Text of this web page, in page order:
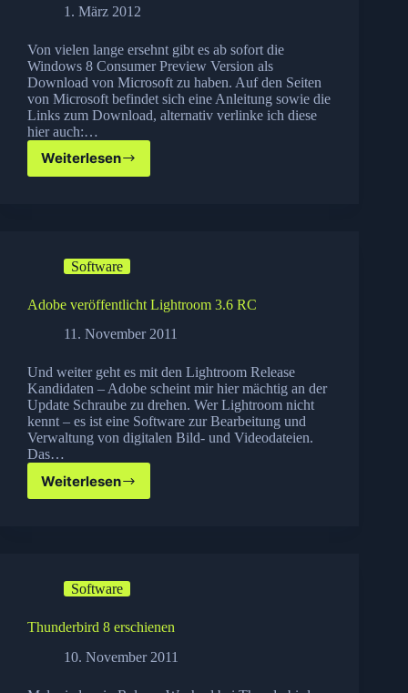
1. März 2012
Von vielen lange ersehnt gibt es ab sofort die
Windows 8 Consumer Preview Version als
Download von Microsoft zu haben. Auf den Seiten
von Microsoft befindet sich eine Anleitung sowie die
Links zum Download, alternativ verlinke ich diese
hier auch:…
Weiterlesen
Windows
8
Software
Adobe veröffentlicht Lightroom 3.6 RC
11. November 2011
Und weiter geht es mit den Lightroom Release
Kandidaten – Adobe scheint mir hier mächtig an der
Update Schraube zu drehen. Wer Lightroom nicht
kennt – es ist eine Software zur Bearbeitung und
Verwaltung von digitalen Bild- und Videodateien.
Das…
Weiterlesen
Adobe
Software
Thunderbird 8 erschienen
10. November 2011